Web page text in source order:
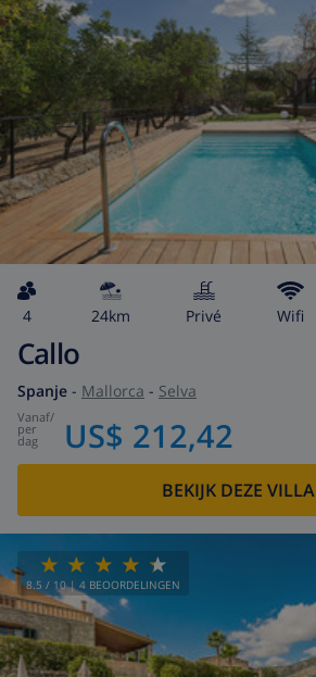
4 24km privé wifi
Callo
Spanje - Mallorca - Selva
vanaf/
per
dag US$ 212,42
BEKIJK DEZE VILLA
8.5 / 10 | 4 BEOORDELINGEN